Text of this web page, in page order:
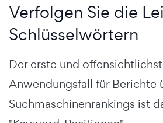
Verfolgen Sie die
Schlüsselwörtern
Der erste und
Anwendungsfall für Berichte
Suchmaschinenrankings ist